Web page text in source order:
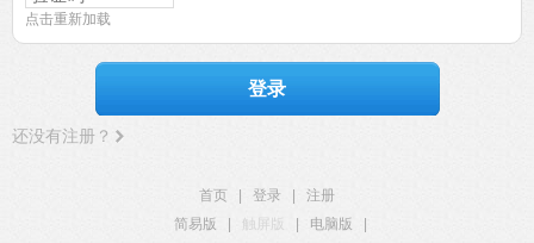
点击重新加载
登录
还没有注册？
首页 登录
注册
简易版
触屏版 电脑版